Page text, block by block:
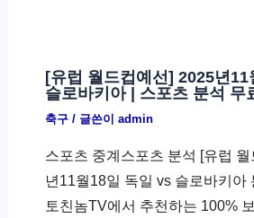
[유럽 월드컵예선] 2025년
슬로바키아 | 스포츠 분석 무
축구/ 글쓴이 admin
스포츠 중계스포츠 분석 [유럽
년11월18일 독일 vs 슬로바키아
토친놈TV에서 추천하는 100%